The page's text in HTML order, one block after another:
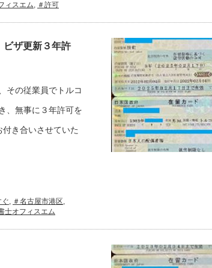
ィスエム, ＃許可
ビザ更新３年許
その従業員でトルコ
、無事に３年許可を
き合いさせていた
ぐ, ＃名古屋市港区,
士オフィスエム